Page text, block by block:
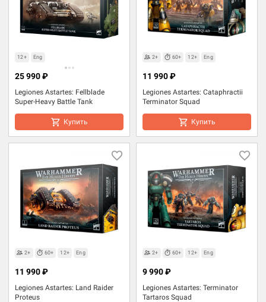
12+ Eng
Legiones Astartes: Fellblade
Super-Heavy Battle Tank
25 990 ₽
Купить
2+ 60+ 12+ Eng
Legiones Astartes: Cataphractii
Terminator Squad
11 990 ₽
Купить
2+ 60+ 12+ Eng
Legiones Astartes: Land Raider
Proteus
11 990 ₽
2+ 60+ 12+ Eng
Legiones Astartes: Terminator
Tartaros Squad
9 990 ₽